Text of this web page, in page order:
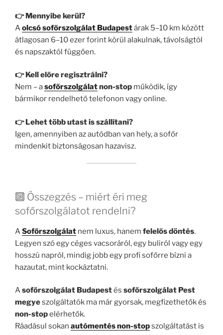
👉 Mennyibe kerül?
Aolcsó sofőrszolgálat Budapestárak 5–10 km között
átlagosan 6–10 ezer forint körül alakulnak, távolságtól
és napszaktól függően.
👉 Kell előre regisztrálni?
Nem – asofőrszolgálatnon-stop működik, így
bármikor rendelhető telefonon vagy online.
👉 Lehet több utast is szállítani?
Igen, amennyiben az autódban van hely, a sofőr
mindenkit biztonságosan hazavisz.
🔟 Összegzés – miért éri meg
sofőrszolgálatot rendelni?
ASofőrszolgálat nem luxus, hanem felelős döntés.
Legyen szó egy céges vacsoráról, egy buliról vagy egy
hosszú napról, mindig jobb egy profi sofőrre bízni a
hazautat, mint kockáztatni.
Asofőrszolgálat Budapestés sofőrszolgálat Pest
megyeszolgáltatók ma már gyorsak, megfizethetők és
non-stopelérhetők.
Ráadásul sokan autómentés non-stopszolgáltatást is